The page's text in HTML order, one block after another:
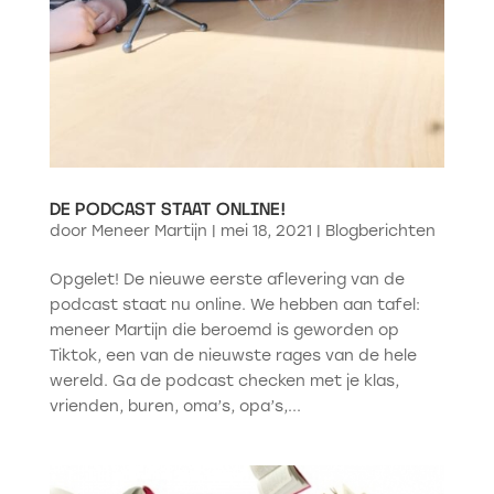
DE PODCAST STAAT ONLINE!
door Meneer Martijn mei 18, 2021 Blogberichten
Opgelet! De nieuwe eerste aflevering van de
podcast staat nu online. We hebben aan tafel:
meneer Martijn die beroemd is geworden op
Tiktok, een van de nieuwste rages van de hele
wereld. Ga de podcast checken met je klas,
vrienden, buren, oma’s, opa’s,...